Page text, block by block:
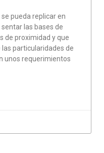
pueda replicar en
las bases de
de proximidad y que
las particularidades de
unos requerimientos